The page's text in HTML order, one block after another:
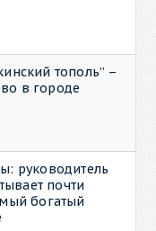
тополь” –
в городе
руководитель
почти
богатый